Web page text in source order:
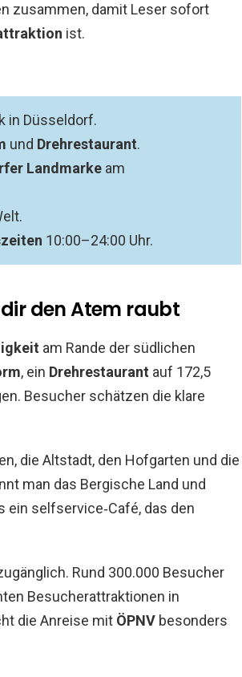
zusammen, damit Leser sofort
ist.
in Düsseldorf.
und Drehrestaurant.
Landmarke am
10:00–24:00 Uhr.
den Atem raubt
am Rande der südlichen
, ein Drehrestaurant auf 172,5
Besucher schätzen die klare
die Altstadt, den Hofgarten und die
man das Bergische Land und
ein selfservice‑Café, das den
Rund 300.000 Besucher
Besucherattraktionen in
die Anreise mit ÖPNV besonders